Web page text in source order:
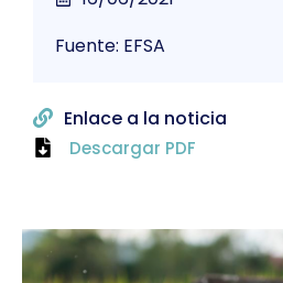
Fuente: EFSA
Enlace a la noticia
Descargar PDF